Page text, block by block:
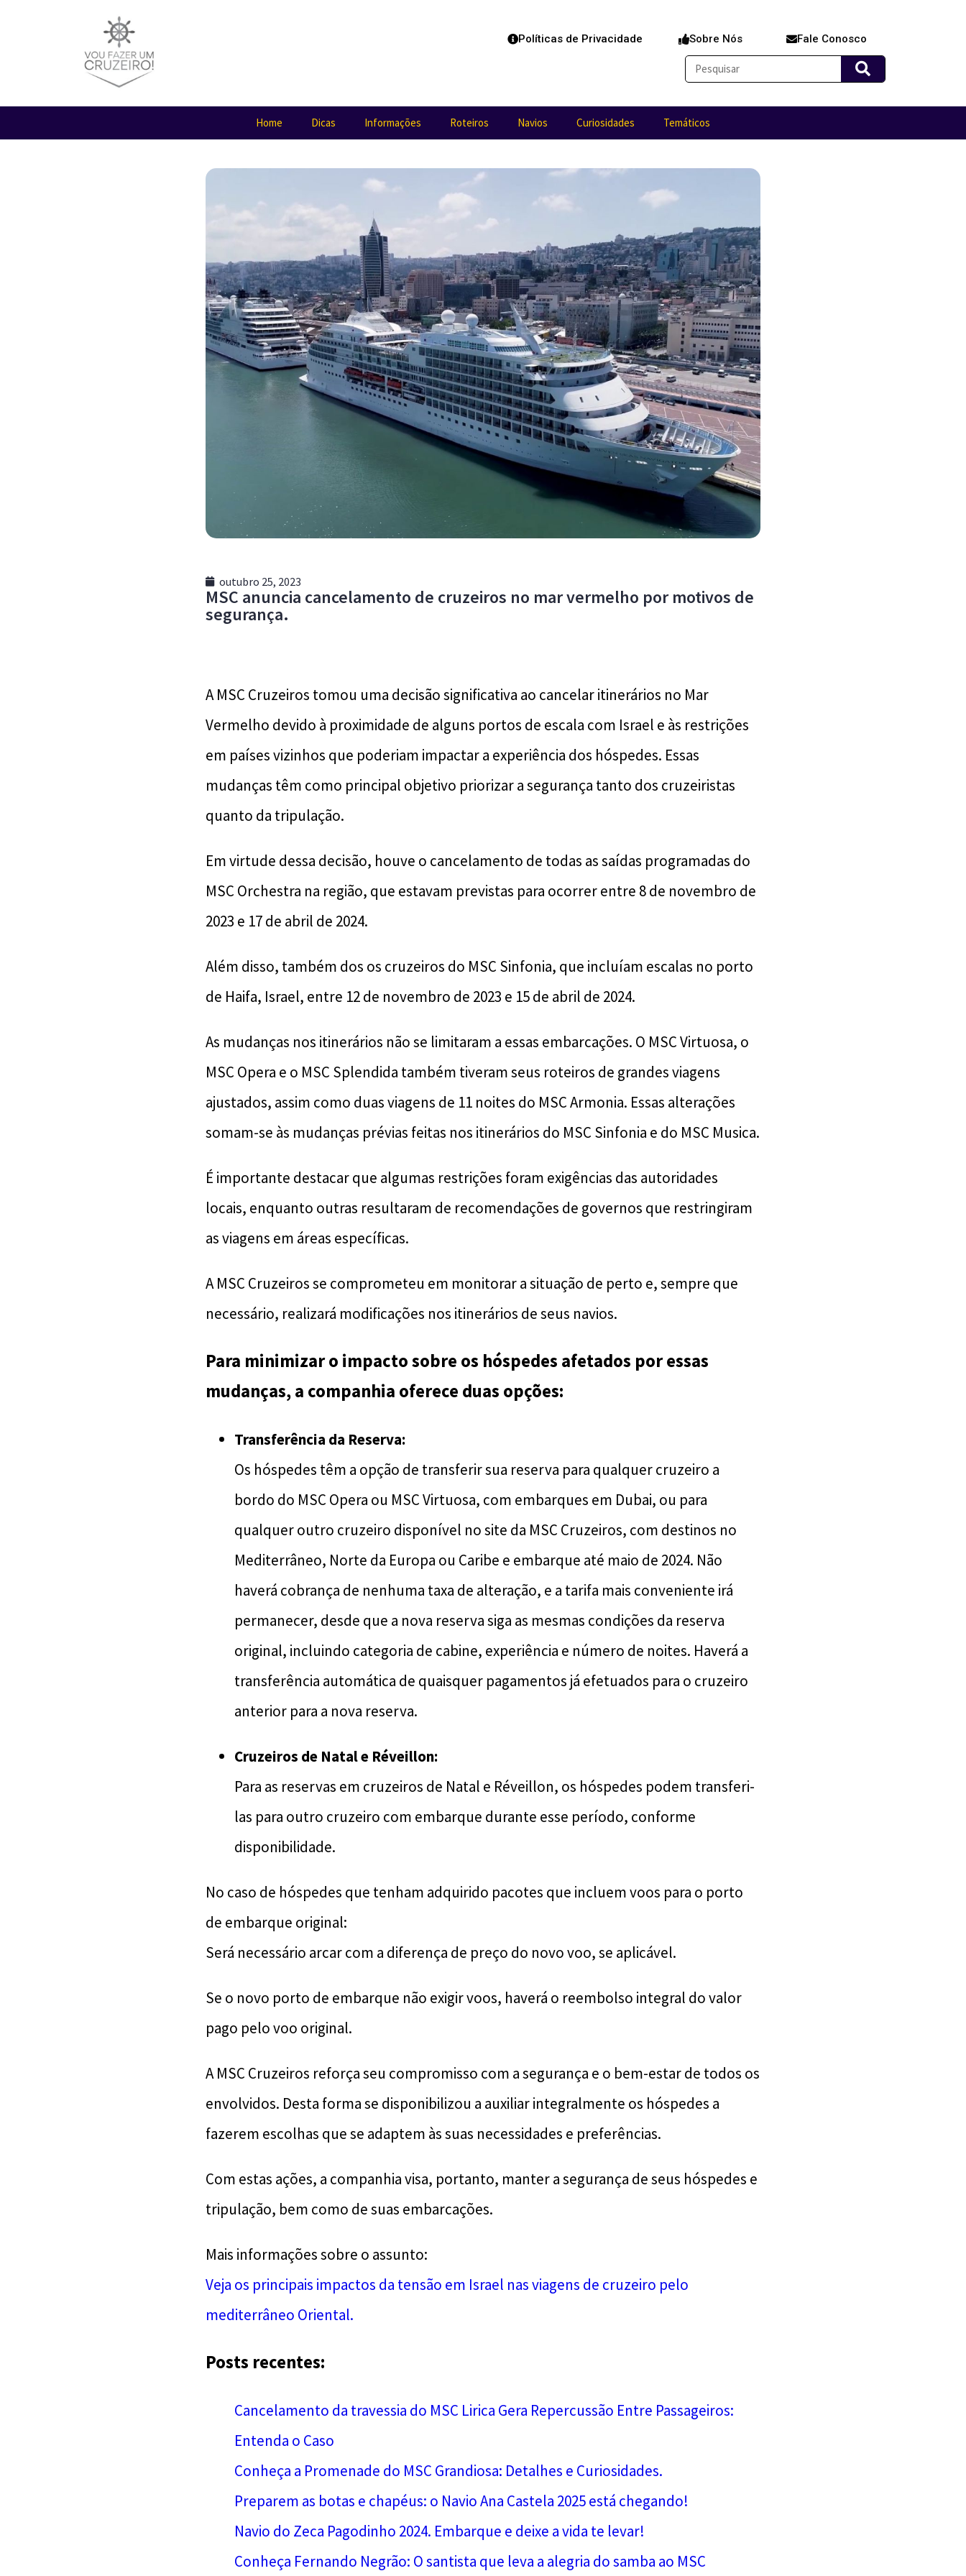
Políticas de Privacidade Sobre Nós Fale Conosco
Home Dicas Informações Roteiros Navios Curiosidades Temáticos
outubro 25, 2023
MSC anuncia cancelamento de cruzeiros no mar vermelho por motivos de
segurança.
A MSC Cruzeiros tomou uma decisão significativa ao cancelar itinerários no Mar
Vermelho devido à proximidade de alguns portos de escala com Israel e às restrições
em países vizinhos que poderiam impactar a experiência dos hóspedes. Essas
mudanças têm como principal objetivo priorizar a segurança tanto dos cruzeiristas
quanto da tripulação.
Em virtude dessa decisão, houve o cancelamento de todas as saídas programadas do
MSC Orchestra na região, que estavam previstas para ocorrer entre 8 de novembro de
2023 e 17 de abril de 2024.
Além disso, também dos os cruzeiros do MSC Sinfonia, que incluíam escalas no porto
de Haifa, Israel, entre 12 de novembro de 2023 e 15 de abril de 2024.
As mudanças nos itinerários não se limitaram a essas embarcações. O MSC Virtuosa, o
MSC Opera e o MSC Splendida também tiveram seus roteiros de grandes viagens
ajustados, assim como duas viagens de 11 noites do MSC Armonia. Essas alterações
somam-se às mudanças prévias feitas nos itinerários do MSC Sinfonia e do MSC Musica.
É importante destacar que algumas restrições foram exigências das autoridades
locais, enquanto outras resultaram de recomendações de governos que restringiram
as viagens em áreas específicas.
A MSC Cruzeiros se comprometeu em monitorar a situação de perto e, sempre que
necessário, realizará modificações nos itinerários de seus navios.
Para minimizar o impacto sobre os hóspedes afetados por essas
mudanças, a companhia oferece duas opções:
Transferência da Reserva:
Os hóspedes têm a opção de transferir sua reserva para qualquer cruzeiro a
bordo do MSC Opera ou MSC Virtuosa, com embarques em Dubai, ou para
qualquer outro cruzeiro disponível no site da MSC Cruzeiros, com destinos no
Mediterrâneo, Norte da Europa ou Caribe e embarque até maio de 2024. Não
haverá cobrança de nenhuma taxa de alteração, e a tarifa mais conveniente irá
permanecer, desde que a nova reserva siga as mesmas condições da reserva
original, incluindo categoria de cabine, experiência e número de noites. Haverá a
transferência automática de quaisquer pagamentos já efetuados para o cruzeiro
anterior para a nova reserva.
Cruzeiros de Natal e Réveillon:
Para as reservas em cruzeiros de Natal e Réveillon, os hóspedes podem transferi-
las para outro cruzeiro com embarque durante esse período, conforme
disponibilidade.
No caso de hóspedes que tenham adquirido pacotes que incluem voos para o porto
de embarque original:
Será necessário arcar com a diferença de preço do novo voo, se aplicável.
Se o novo porto de embarque não exigir voos, haverá o reembolso integral do valor
pago pelo voo original.
A MSC Cruzeiros reforça seu compromisso com a segurança e o bem-estar de todos os
envolvidos. Desta forma se disponibilizou a auxiliar integralmente os hóspedes a
fazerem escolhas que se adaptem às suas necessidades e preferências.
Com estas ações, a companhia visa, portanto, manter a segurança de seus hóspedes e
tripulação, bem como de suas embarcações.
Mais informações sobre o assunto:
Veja os principais impactos da tensão em Israel nas viagens de cruzeiro pelo
mediterrâneo Oriental.
Posts recentes:
Cancelamento da travessia do MSC Lirica Gera Repercussão Entre Passageiros:
Entenda o Caso
Conheça a Promenade do MSC Grandiosa: Detalhes e Curiosidades.
Preparem as botas e chapéus: o Navio Ana Castela 2025 está chegando!
Navio do Zeca Pagodinho 2024. Embarque e deixe a vida te levar!
Conheça Fernando Negrão: O santista que leva a alegria do samba ao MSC